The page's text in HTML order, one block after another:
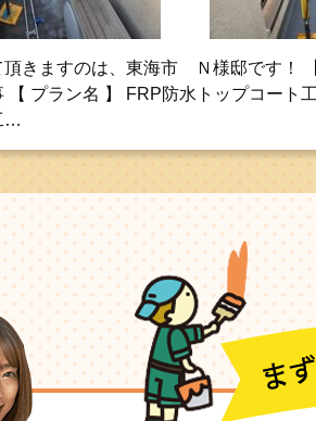
頂きますのは、東海市 Ｎ様邸です！
【 プラン名 】 FRP防水トップコート
…